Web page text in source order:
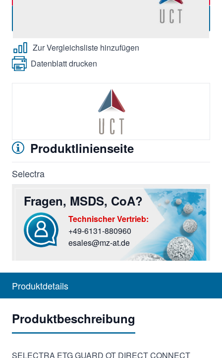
Zur Vergleichsliste hinzufügen
Datenblatt drucken
Produktlinienseite
Selectra
Fragen, MSDS, CoA?
Sie haben Fragen? Rufen Sie uns an oder screiben
Technischer Vertrieb:
+49-6131-880960
esales@mz-at.de
Produktdetails
Produktbeschreibung
SELECTRA ETG GUARD OT DIRECT CONNECT